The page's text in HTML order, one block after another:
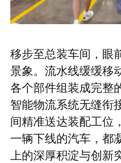
移步至总装车间，眼
景象。流水线缓缓移
各个部件组装成完整
智能物流系统无缝衔
间精准送达装配工位
一辆下线的汽车，都
上的深厚积淀与创新